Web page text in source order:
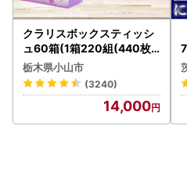
クラリスボックスティッシ
ュ60箱(1箱220組(440枚))
(5個入り×12セット)【配送
不可地域：離島・沖縄県】
【1256759】
栃木県小山市
(3240)
14,000